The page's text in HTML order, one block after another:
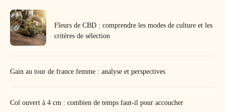
Fleurs de CBD : comprendre les modes de culture et les
critères de sélection
Gain au tour de france femme : analyse et perspectives
Col ouvert à 4 cm : combien de temps faut-il pour accoucher